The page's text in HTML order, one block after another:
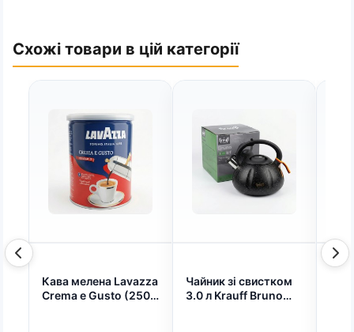
Схожі товари в цій категорії
Кава мелена Lavazza
Crema e Gusto (250
Чайник зі свистком
3.0 л Krauff Bruno